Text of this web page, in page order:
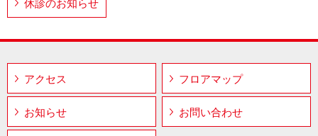
休診のお知らせ
アクセス フロアマップ
お知らせ お問い合わせ